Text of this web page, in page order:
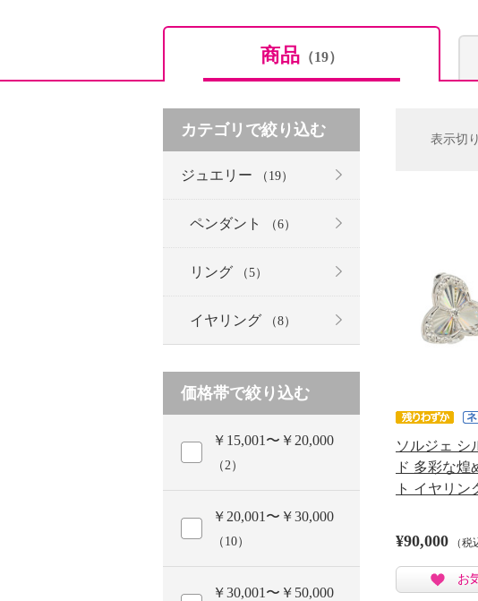
商品 （19）
表示切
ソルジェ シ
ド 多彩な煌
ト イヤリン
¥90,000 （税
お
カテゴリで絞り込む
ジュエリー （19）
ペンダント （6）
リング （5）
イヤリング （8）
価格帯で絞り込む
￥15,001〜￥20,000
（2）
￥20,001〜￥30,000
（10）
￥30,001〜￥50,000